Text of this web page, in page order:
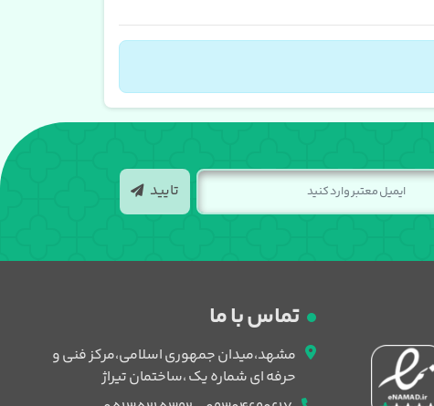
تایید
تماس با ما
مشهد،میدان جمهوری اسلامی،مرکز فنی و
حرفه ای شماره یک ،ساختمان تیراژ